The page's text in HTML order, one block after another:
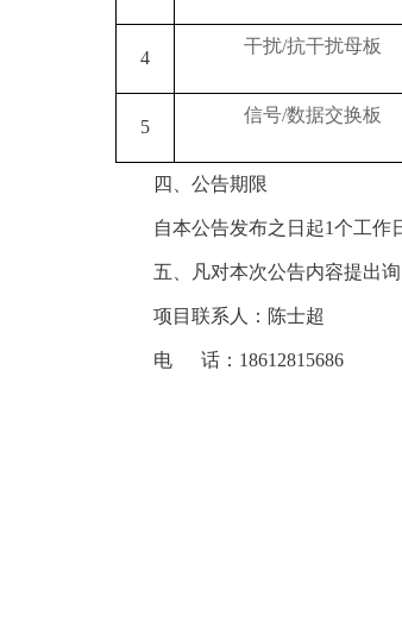
4
干扰/抗干扰母板
5
信号/数据交换板
四、公告期限
自本公告发布之日起1个工作
五、凡对本次公告内容提出
项目联系人：陈士超
电 话： 18612815686